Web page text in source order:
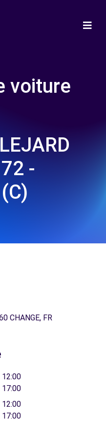
voiture
-
CHANGE, FR
12:00
17:00
12:00
17:00